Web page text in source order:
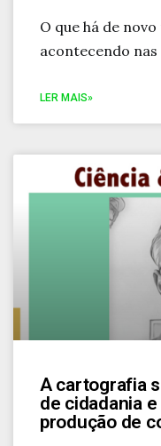
O que há de
acontecendo nas
LER MAIS»
A cartografia
de cidadania
produção de